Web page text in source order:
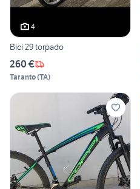
4
Bici 29 torpado
260 €
Taranto(TA)